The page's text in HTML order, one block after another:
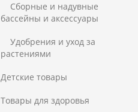
Сборные и надувные
бассейны и аксессуары
Удобрения и уход за
растениями
Детские товары
Товары для здоровья